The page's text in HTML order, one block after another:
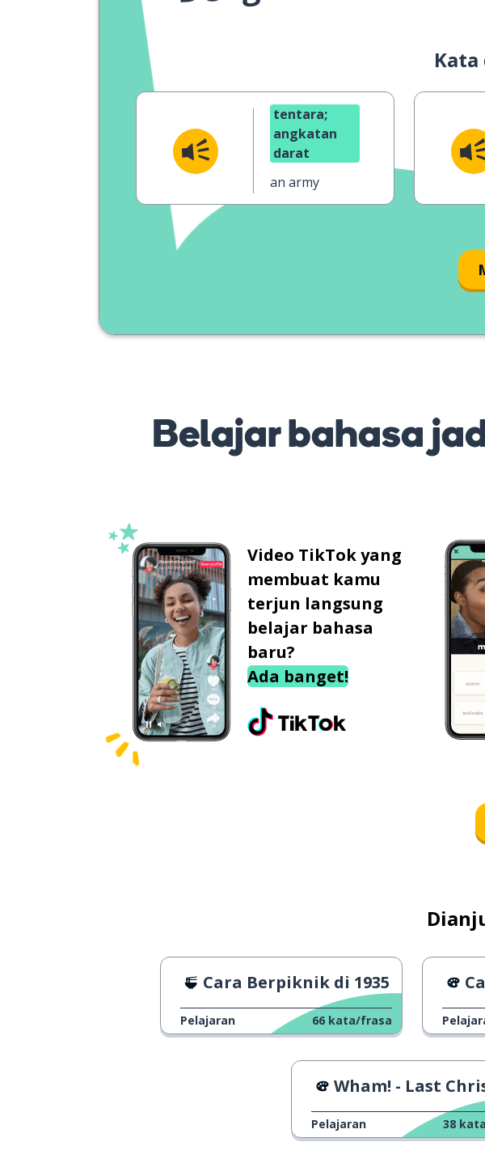
tentara;
angkatan
darat
an army
Belajar bahasa
Video TikTok yang
membuat kamu
terjun langsung
belajar bahasa
baru?
Ada banget!
Cara Berpiknik di 1935
Pelajaran 66 kata/frasa
Wham! - Last
Pelajaran 38